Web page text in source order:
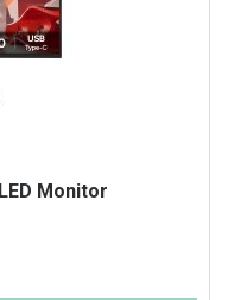
Monitor